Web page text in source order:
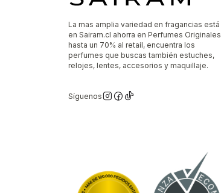
La mas amplia variedad en fragancias está
en Sairam.cl ahorra en Perfumes Originales
hasta un 70% al retail, encuentra los
perfumes que buscas también estuches,
relojes, lentes, accesorios y maquillaje.
Síguenos